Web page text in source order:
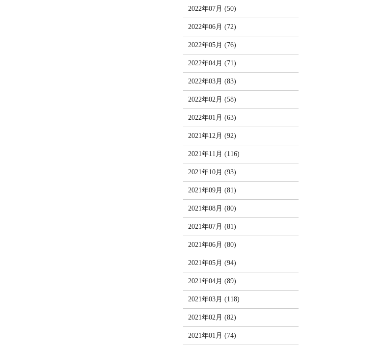
2022年07月 (50)
2022年06月 (72)
2022年05月 (76)
2022年04月 (71)
2022年03月 (83)
2022年02月 (58)
2022年01月 (63)
2021年12月 (92)
2021年11月 (116)
2021年10月 (93)
2021年09月 (81)
2021年08月 (80)
2021年07月 (81)
2021年06月 (80)
2021年05月 (94)
2021年04月 (89)
2021年03月 (118)
2021年02月 (82)
2021年01月 (74)